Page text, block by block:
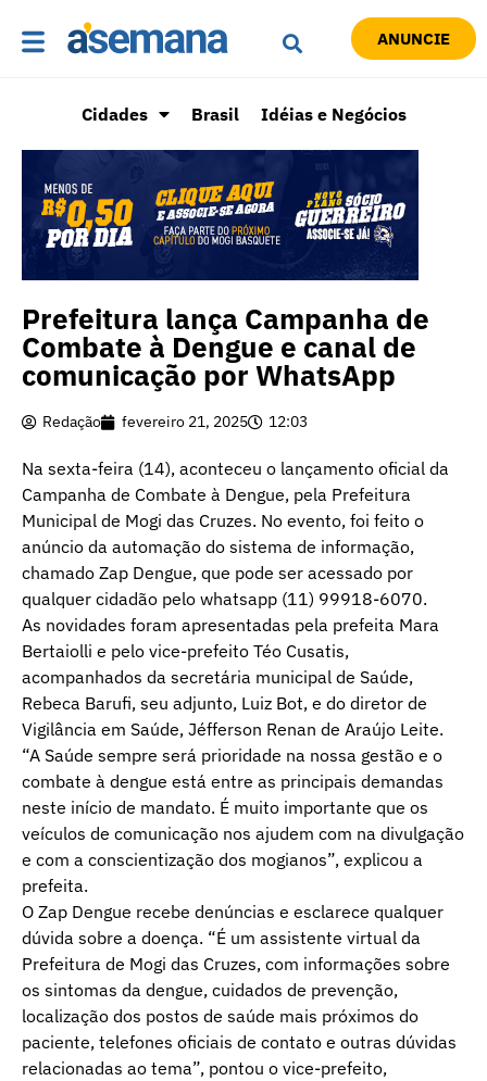
ANUNCIE
Cidades Brasil Idéias e Negócios
Prefeitura lança Campanha de
Combate à Dengue e canal de
comunicação por WhatsApp
Redação fevereiro 21, 2025 12:03
Na sexta-feira (14), aconteceu o lançamento oficial da
Campanha de Combate à Dengue, pela Prefeitura
Municipal de Mogi das Cruzes. No evento, foi feito o
anúncio da automação do sistema de informação,
chamado Zap Dengue, que pode ser acessado por
qualquer cidadão pelo whatsapp (11) 99918-6070.
As novidades foram apresentadas pela prefeita Mara
Bertaiolli e pelo vice-prefeito Téo Cusatis,
acompanhados da secretária municipal de Saúde,
Rebeca Barufi, seu adjunto, Luiz Bot, e do diretor de
Vigilância em Saúde, Jéfferson Renan de Araújo Leite.
“A Saúde sempre será prioridade na nossa gestão e o
combate à dengue está entre as principais demandas
neste início de mandato. É muito importante que os
veículos de comunicação nos ajudem com na divulgação
e com a conscientização dos mogianos”, explicou a
prefeita.
O Zap Dengue recebe denúncias e esclarece qualquer
dúvida sobre a doença. “É um assistente virtual da
Prefeitura de Mogi das Cruzes, com informações sobre
os sintomas da dengue, cuidados de prevenção,
localização dos postos de saúde mais próximos do
paciente, telefones oficiais de contato e outras dúvidas
relacionadas ao tema”, pontou o vice-prefeito,